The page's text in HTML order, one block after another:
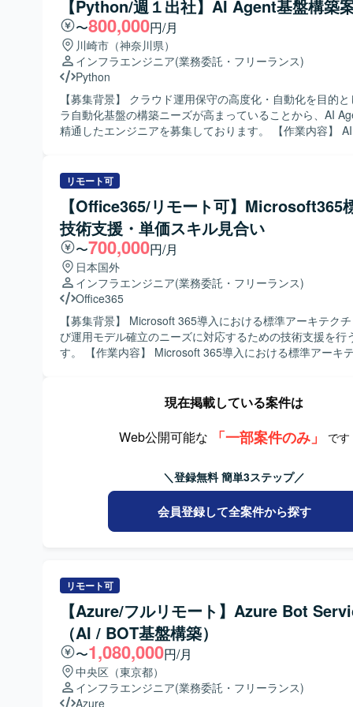
ュメント作成、および顧客や関係部門との調整・説明対応
ただきます。 【求める人物像】 インフラ基盤全体を理解し、技術的な
観点からリスクや懸念点を整理できる方を求めております
調整しながら、一人称で資料作成や説明対応ができ、ITに
関係者に対してもリスクや推奨事項を分かりやすく説明で
定しております。AWS経験が浅い場合でも、既存のイン
かしてキャッチアップできる方を歓迎いたします。 【ポジションの魅
力】 DX基盤におけるインフラ上流工程に深く関わること
ウド基盤SEや技術調整SEとしての経験を積むことができ
する知見を広く深く身につけていただけます。 【開発環境】 AWSク
ラウド基盤を中心としたインフラ環境となります。ネット
証、鍵管理などの基盤セキュリティや、外部システムとの
構成評価に携わっていただきます。
【Python/週１出社】AI Agent基盤構築
〜800,000円/月
川崎市（神奈川県）
インフラエンジニア(業務委託・フリーランス)
Python
【募集背景】 クラウド運用保守の高度化・自動化を目的
ラ自動化基盤の構築ニーズが高まっていることから、AI
精通したエンジニアを募集しております。 【作業内容】 AI Agentを活
ます。AI×インフラ×Pythonを組み合わせた仕組みの設計・
を行い、クラウド運用保守の高度化・自動化を推進してい
す。 【求める人物像】 AIやインフラ領域の新しい技術への関心が高
く、自ら情報収集しながらキャッチアップできる方を求め
す。チーム内でのコミュニケーションを大切にし、アジャ
スタイルに柔軟に対応できる方が望ましいです。 【ポジションの魅
力】 AI Agentとインフラ自動化基盤という先進的な領域に
で、AI×インフラ×Pythonを横断したスキルを実務を通じ
することができます。障害対応から改善までを自律的に行
に関わることで、運用保守の高度化に直接貢献できるポジ
す。 【開発環境】 AI Agent技術とクラウド環境を組み合わせたインフ
ラ自動化基盤を対象とし、Pythonを用いたIaC生成や自動
リモート可
【Office365/リモート可】Microsoft365
技術支援・単価スキル見合い
〜700,000円/月
日本国外
インフラエンジニア(業務委託・フリーランス)
Office365
【募集背景】 Microsoft 365導入における標準アーキテク
び運用モデル確立のニーズに対応するための技術支援を行
す。 【作業内容】 Microsoft 365導入における標準アーキテクチャの
ネット系が混在する環境におけるメールシステムの設計標
や、Purview（DLP・保持・監査）の標準ポリシー化を実
外部共有や閉域網分離環境との整合設計、監査ログおよび
ル設計、Power Automate標準フローおよびガバナンス設
用ガイドライン整備を行います。 プリセールス支援やヒ
プレート作成などの提案・案件支援にも携わっていただきま
める人物像】 課題の背景や要件を正しく理解し、主体的
トの進捗に貢献できる方、不明点を調査し、必要に応じて
相談することで不明点を放置しない方を歓迎します。 【ポジションの
魅力】 Microsoft 365の標準アーキテクチャ設計やセキュ
ナンス標準化といった上流工程から携わることができ、エ
イズ環境での知見を深めることができます。 閉域ネット
ターネット接続環境が分離された高度な環境設計や、
を活用した運用モデル設計など、幅広い領域での経験を積
きます。 プリセールス支援を通じて顧客への提案力も磨
現在掲載している案件は
Web公開可能な
「一部案件のみ」 です
＼登録無料 簡単3ステップ／
会員登録して全案件から探す
リモート可
【Azure/フルリモート】Azure Bot
（AI / BOT基盤構築）
〜1,080,000円/月
中央区（東京都）
インフラエンジニア(業務委託・フリーランス)
Azure